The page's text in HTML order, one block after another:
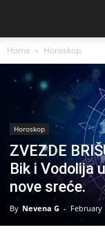
Home Horoskop
Horoskop
ZVEZDE
Bik i Vodolija
nove sreće.
By Nevena G - February